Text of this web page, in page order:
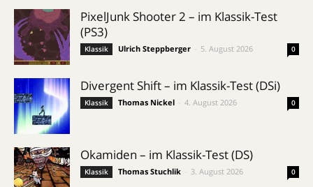
PixelJunk Shooter 2 – im Klassik-Test
(PS3)
Klassik Ulrich Steppberger 5. August 2026 0
Divergent Shift – im Klassik-Test (DSi)
Klassik Thomas Nickel 4. August 2026 0
Okamiden – im Klassik-Test (DS)
Klassik Thomas Stuchlik 3. August 2026 0